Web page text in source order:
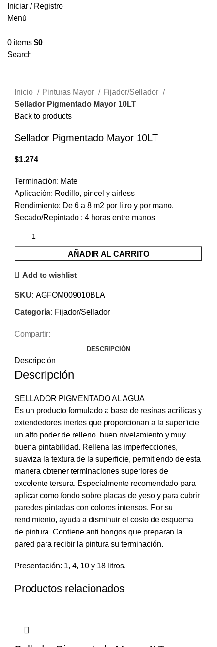
Iniciar / Registro
Menú
0 items $0
Search
Inicio
Pinturas Mayor
Fijador/Sellador
Sellador Pigmentado Mayor 10LT
Back to products
Sellador Pigmentado Mayor 10LT
$1.274
Terminación: Mate
Aplicación: Rodillo, pincel y airless
Rendimiento: De 6 a 8 m2 por litro y por mano.
Secado/Repintado : 4 horas entre manos
AÑADIR AL CARRITO
Add to wishlist
SKU: AGFOM009010BLA
Categoría: Fijador/Sellador
Compartir:
DESCRIPCIÓN
Descripción
Descripción
SELLADOR PIGMENTADO AL AGUA
Es un producto formulado a base de resinas acrílicas y
extendedores inertes que proporcionan a la superficie
un alto poder de relleno, buen nivelamiento y muy
buena pintabilidad. Rellena las imperfecciones,
suaviza la textura de la superficie, permitiendo de esta
manera obtener terminaciones superiores de
excelente tersura. Especialmente recomendado para
aplicar como fondo sobre placas de yeso y para cubrir
paredes pintadas con colores intensos. Por su
rendimiento, ayuda a disminuir el costo de esquema
de pintura. Contiene anti hongos que preparan la
pared para recibir la pintura su terminación.
Presentación: 1, 4, 10 y 18 litros.
Productos relacionados